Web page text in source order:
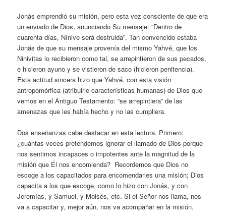
Jonás emprendió su misión, pero esta vez consciente de que era
un enviado de Dios, anunciando Su mensaje: “Dentro de
cuarenta días, Nínive será destruida”. Tan convencido estaba
Jonás de que su mensaje provenía del mismo Yahvé, que los
Ninivitas lo recibieron como tal, se arrepintieron de sus pecados,
e hicieron ayuno y se vistieron de saco (hicieron penitencia).
Esta actitud sincera hizo que Yahvé, con esta visión
antropomórfica (atribuirle características humanas) de Dios que
vemos en el Antiguo Testamento: “se arrepintiera” de las
amenazas que les había hecho y no las cumpliera.
Dos enseñanzas cabe destacar en esta lectura. Primero:
¿cuántas veces pretendemos ignorar el llamado de Dios porque
nos sentimos incapaces o impotentes ante la magnitud de la
misión que Él nos encomienda? Recordemos que Dios no
escoge a los capacitados para encomendarles una misión; Dios
capacita a los que escoge, como lo hizo con Jonás, y con
Jeremías, y Samuel, y Moisés, etc. Si el Señor nos llama, nos
va a capacitar y, mejor aún, nos va acompañar en la misión.